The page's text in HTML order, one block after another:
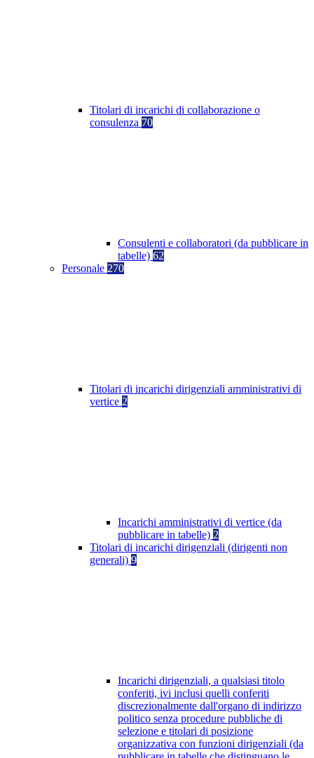
Titolari di incarichi di collaborazione o
consulenza 70
Consulenti e collaboratori (da pubblicare in
tabelle) 62
Personale 270
Titolari di incarichi dirigenziali amministrativi di
vertice 2
Incarichi amministrativi di vertice (da
pubblicare in tabelle) 2
Titolari di incarichi dirigenziali (dirigenti non
generali) 9
Incarichi dirigenziali, a qualsiasi titolo
conferiti, ivi inclusi quelli conferiti
discrezionalmente dall'organo di indirizzo
politico senza procedure pubbliche di
selezione e titolari di posizione
organizzativa con funzioni dirigenziali (da